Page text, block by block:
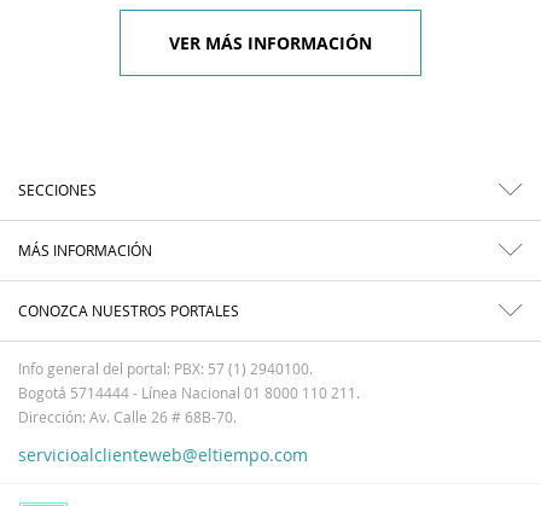
VER MÁS INFORMACIÓN
SECCIONES
MÁS INFORMACIÓN
CONOZCA NUESTROS PORTALES
Info general del portal: PBX: 57 (1) 2940100.
Bogotá 5714444 - Línea Nacional 01 8000 110 211.
Dirección: Av. Calle 26 # 68B-70.
servicioalclienteweb@eltiempo.com